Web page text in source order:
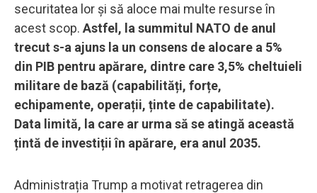
securitatea lor și să aloce mai multe resurse în
acest scop. Astfel, la summitul NATO de anul
trecut s-a ajuns la un consens de alocare a 5%
din PIB pentru apărare, dintre care 3,5% cheltuieli
militare de bază (capabilități, forțe,
echipamente, operații, ținte de capabilitate).
Data limită, la care ar urma să se atingă această
țintă de investiții în apărare, era anul 2035.
Administrația Trump a motivat retragerea din